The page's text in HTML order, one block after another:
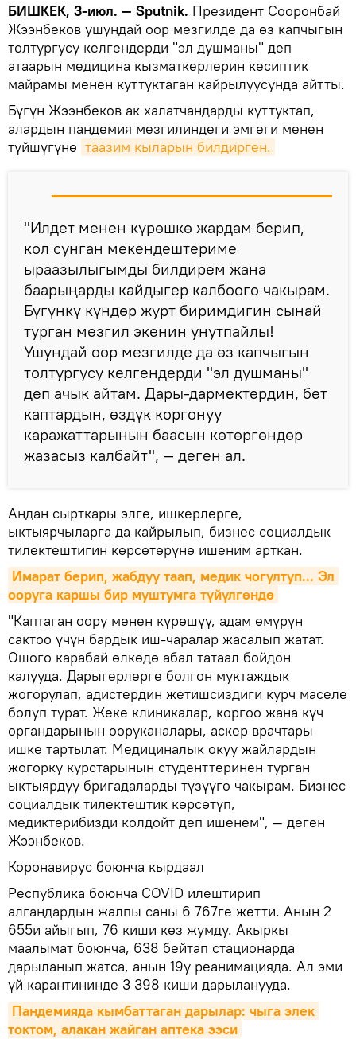
БИШКЕК, 3-июл. — Sputnik. Президент Сооронбай
Жээнбеков ушундай оор мезгилде да өз капчыгын
толтургусу келгендерди "эл душманы" деп
атаарын медицина кызматкерлерин кесиптик
майрамы менен куттуктаган кайрылуусунда айтты.
Бүгүн Жээнбеков ак халатчандарды куттуктап,
алардын пандемия мезгилиндеги эмгеги менен
түйшүгүнө таазим кыларын билдирген.
"Илдет менен күрөшкө жардам берип,
кол сунган мекендештериме
ыраазылыгымды билдирем жана
баарыңарды кайдыгер калбоого чакырам.
Бүгүнкү күндөр журт биримдигин сынай
турган мезгил экенин унутпайлы!
Ушундай оор мезгилде да өз капчыгын
толтургусу келгендерди "эл душманы"
деп ачык айтам. Дары-дармектердин, бет
каптардын, өздүк коргонуу
каражаттарынын баасын көтөргөндөр
жазасыз калбайт", — деген ал.
Андан сырткары элге, ишкерлерге,
ыктыярчыларга да кайрылып, бизнес социалдык
тилектештигин көрсөтөрүнө ишеним арткан.
Имарат берип, жабдуу таап, медик чогултуп... Эл
ооруга каршы бир муштумга түйүлгөндө
"Каптаган оору менен күрөшүү, адам өмүрүн
сактоо үчүн бардык иш-чаралар жасалып жатат.
Ошого карабай өлкөдө абал татаал бойдон
калууда. Дарыгерлерге болгон муктаждык
жогорулап, адистердин жетишсиздиги курч маселе
болуп турат. Жеке клиникалар, коргоо жана күч
органдарынын ооруканалары, аскер врачтары
ишке тартылат. Медициналык окуу жайлардын
жогорку курстарынын студенттеринен турган
ыктыярдуу бригадаларды түзүүгө чакырам. Бизнес
социалдык тилектештик көрсөтүп,
медиктерибизди колдойт деп ишенем", — деген
Жээнбеков.
Коронавирус боюнча кырдаал
Республика боюнча COVID илештирип
алгандардын жалпы саны 6 767ге жетти. Анын 2
655и айыгып, 76 киши көз жумду. Акыркы
маалымат боюнча, 638 бейтап стационарда
дарыланып жатса, анын 19у реанимацияда. Ал эми
үй карантининде 3 398 киши дарыланууда.
Пандемияда кымбаттаган дарылар: чыга элек
токтом, алакан жайган аптека ээси